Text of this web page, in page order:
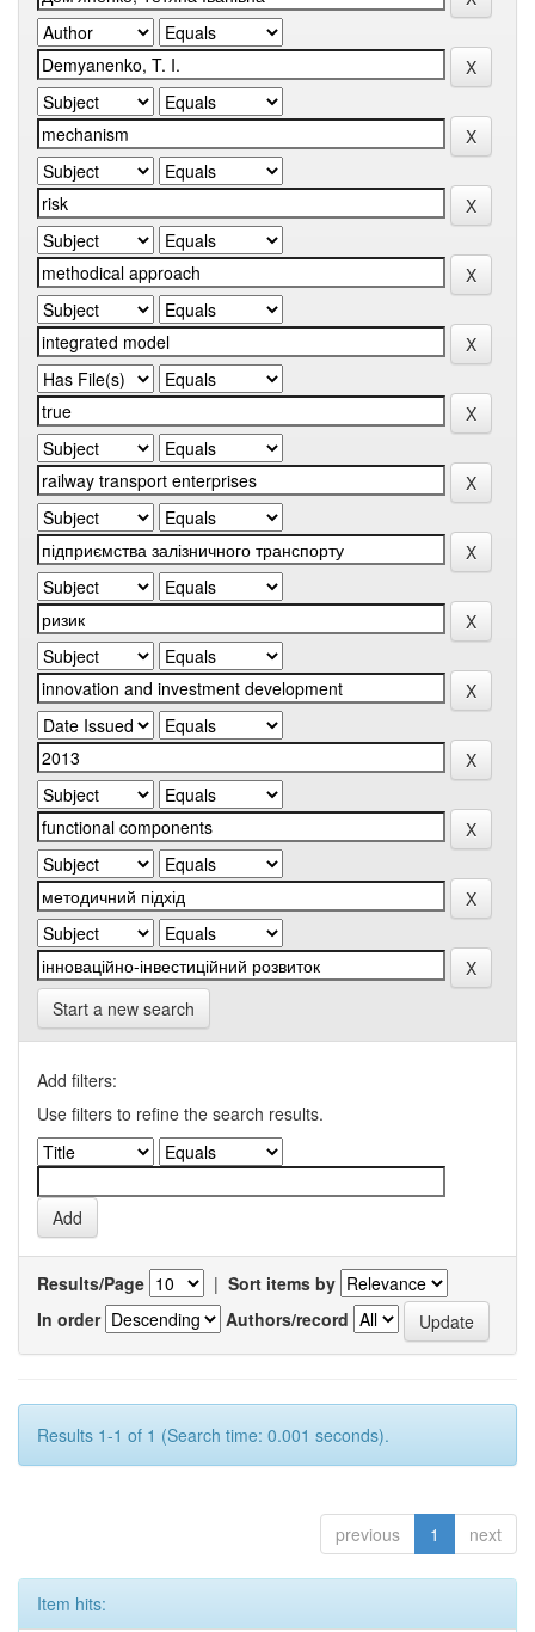
Start a new search
Add filters:
Use filters to refine the search results.
Results/Page | Sort items by
In order
Authors/record
Results 1-1 of 1 (Search time: 0.001 seconds).
previous 1 next
Item hits: